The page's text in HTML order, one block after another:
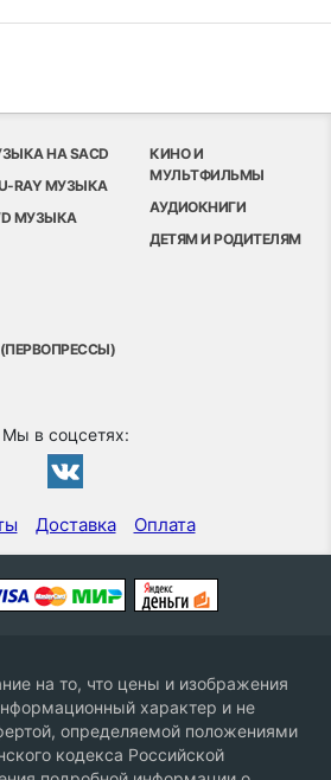
НА SACD
RAY МУЗЫКА
МУЗЫКА
КИНО И
МУЛЬТФИЛЬМЫ
АУДИОКНИГИ
ДЕТЯМ И РОДИТЕЛЯМ
Мы в соцсетях:
Доставка Оплата
на то, что цены и изображения
характер и не
определяемой положениями
кодекса Российской